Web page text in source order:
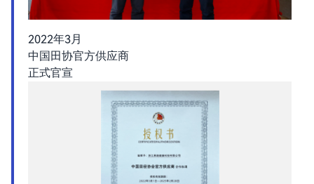
2022年3月
中国田协官方供应商
正式官宣